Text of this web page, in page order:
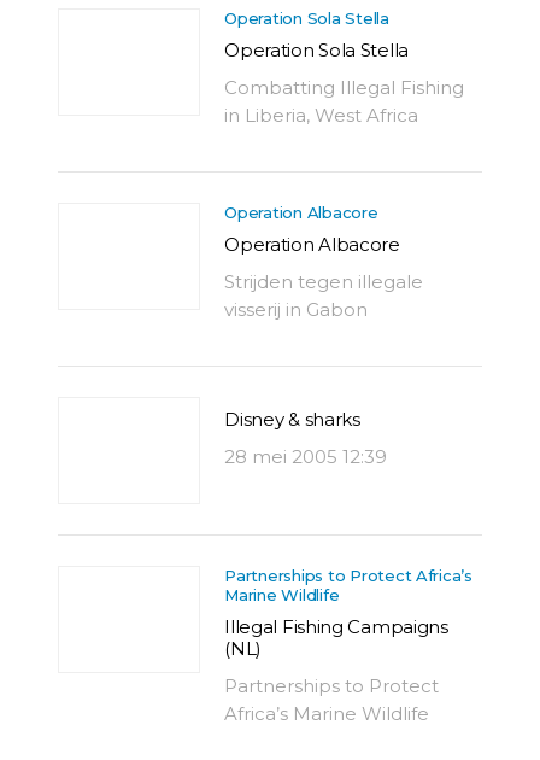
Operation Sola Stella
Operation Sola Stella
Combatting Illegal Fishing
in Liberia, West Africa
Operation Albacore
Operation Albacore
Strijden tegen illegale
visserij in Gabon
Disney & sharks
28 mei 2005 12:39
Partnerships to Protect Africa’s
Marine Wildlife
Illegal Fishing Campaigns
(NL)
Partnerships to Protect
Africa’s Marine Wildlife